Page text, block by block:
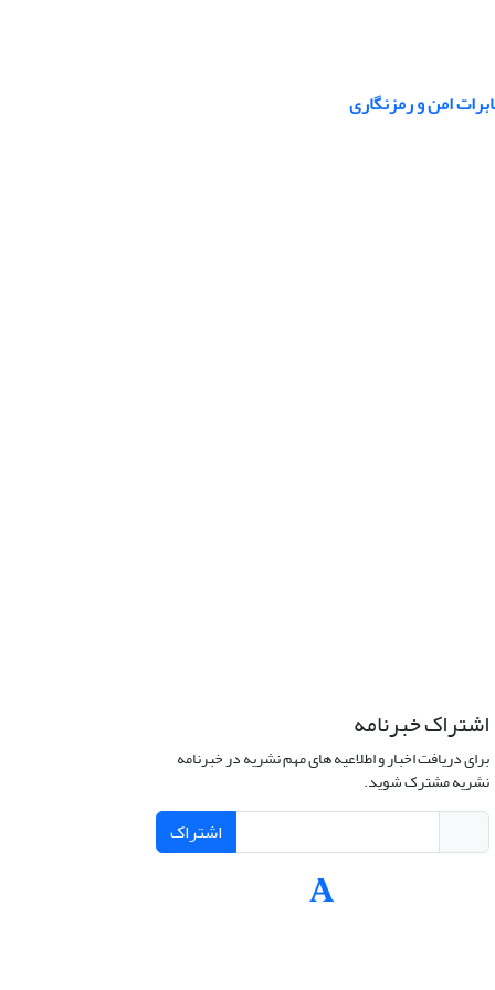
امن و رمزنگاری
اشتراک خبرنامه
برای دریافت اخبار و اطلاعیه های مهم نشریه در خبرنامه
نشریه مشترک شوید.
اشتراک